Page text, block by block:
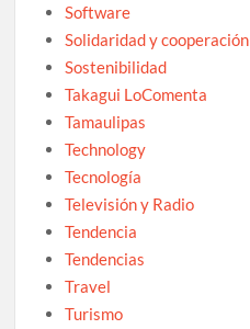
Software
Solidaridad y cooperación
Sostenibilidad
Takagui LoComenta
Tamaulipas
Technology
Tecnología
Televisión y Radio
Tendencia
Tendencias
Travel
Turismo